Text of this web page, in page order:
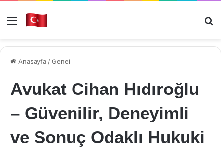
Menü
Anasayfa /Genel
Avukat Cihan Hıdıroğlu
– Güvenilir, Deneyimli
ve Sonuç Odaklı Hukuki